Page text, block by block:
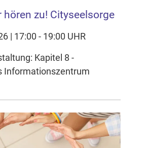
hören zu! Cityseelsorge
| 17:00 - 19:00 UHR
Kapitel 8 -
Informationszentrum